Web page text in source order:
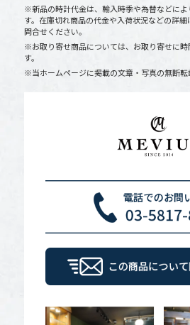
※新品の時計代金は、輸入時季や為替などによ
す。在庫切れ商品の代金や入荷状況などの詳
問合せください。
※お取り寄せ商品については、お取り寄せに時
す。
※当ホームページに掲載の文章・写真の無断転